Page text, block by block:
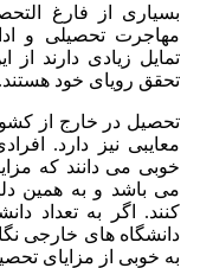
بسیاری از فارغ
مهاجرت تحصیلی و
تمایل زیادی دارند
تحقق رویای خود هستند.
تحصیل در خارج از
معایبی نیز دارد.
خوبی می دانند که
می باشد و به همین
کنند. اگر به تعداد
دانشگاه های خارجی
به خوبی از مزایای